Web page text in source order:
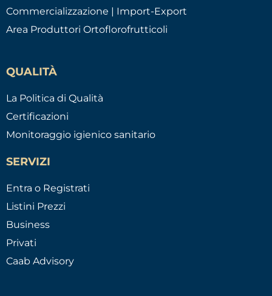
Commercializzazione | Import-Export
Area Produttori Ortoflorofrutticoli
QUALITÀ
La Politica di Qualità
Certificazioni
Monitoraggio igienico sanitario
SERVIZI
Entra o Registrati
Listini Prezzi
Business
Privati
Caab Advisory